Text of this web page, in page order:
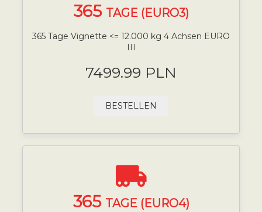
365 TAGE (EURO3)
365 Tage Vignette <= 12.000 kg 4 Achsen EURO
7499.99 PLN
BESTELLEN
365 TAGE (EURO4)